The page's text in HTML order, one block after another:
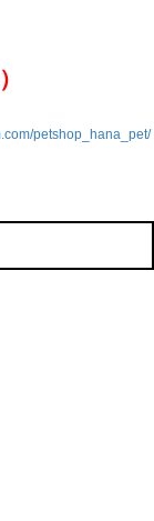
petshop_hana_pet/